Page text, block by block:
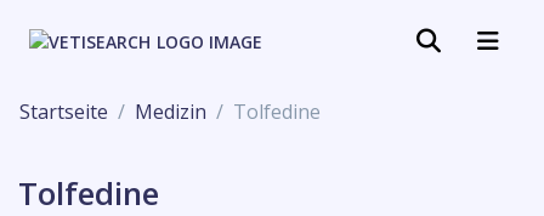
Startseite Medizin Tolfedine
Tolfedine